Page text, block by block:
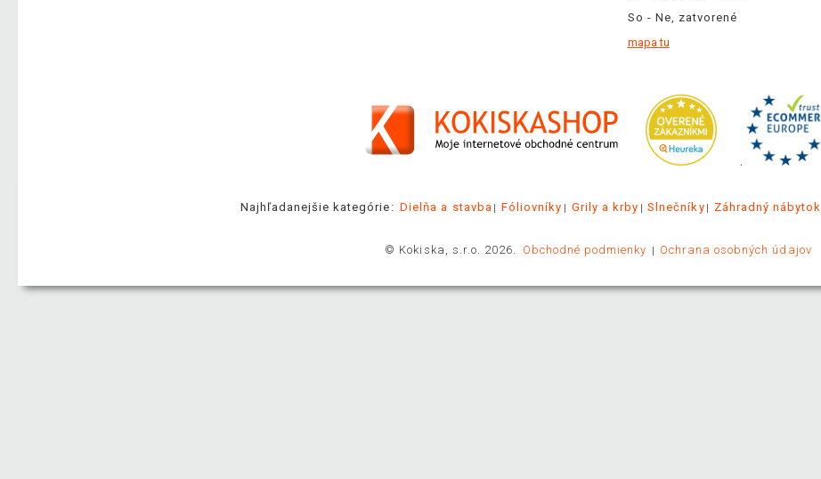
So - Ne, zatvorené
mapa tu
.
Najhľadanejšie kategórie: Dielňa a stavba Fóliovníky Grily a krby Slnečníky Záhradný nábytok
© Kokiska, s.r.o. 2026. Obchodné podmienky Ochrana osobných údajov